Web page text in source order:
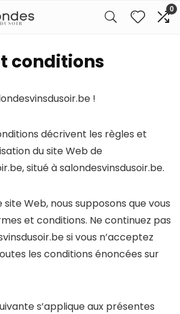
0
conditions
!
décrivent les règles et
du site Web de
situé à salondesvinsdusoir.be.
Web, nous supposons que vous
et conditions. Ne continuez pas
si vous n’acceptez
les conditions énoncées sur
s’applique aux présentes